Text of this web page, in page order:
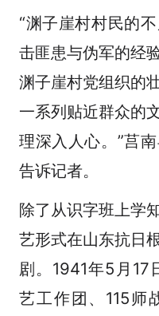
“渊子崖村村民的
击匪患与伪军的经
渊子崖村党组织的
一系列贴近群众的
理深入人心。”莒
告诉记者。
除了从识字班上学
艺形式在山东抗日
剧。1941年5月17
艺工作团、115师